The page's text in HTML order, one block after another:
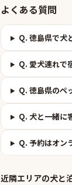
よくある質問
Q. 徳島県で犬
Q. 愛犬連れで
Q. 徳島県のペ
Q. 犬と一緒に
Q. 予約はオン
近隣エリアの犬と